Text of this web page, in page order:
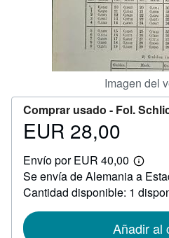
Imagen del
Comprar usado - Fol.
Precio
28,00
EUR 28,00
Envío por EUR 40,00
Más
sobre
las
envío
Se envía de Alemania a
Cantidad disponible: 1
Añadir al